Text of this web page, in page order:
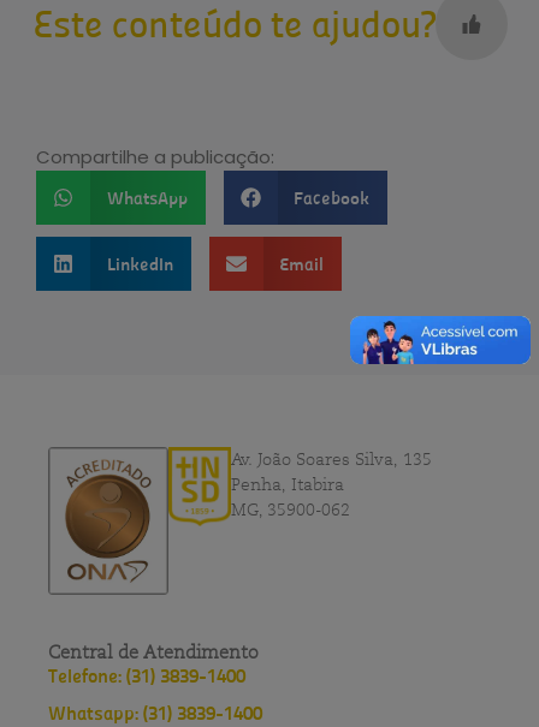
Este conteúdo te ajudou?
Compartilhe a publicação:
WhatsApp Facebook
LinkedIn Email
Av. João Soares Silva, 135
Penha, Itabira
MG, 35900-062
Central de Atendimento
Telefone: (31) 3839-1400
Whatsapp: (31) 3839-1400